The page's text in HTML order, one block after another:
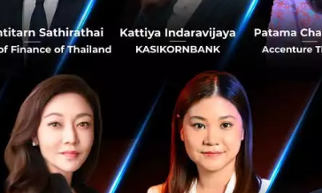
Jitta ร่วมกับ ตลาดหลัก
Channel สถานีโทรทัศน์
สัมมนา Investing
มั่งคั่ง ในวันอังคารที่ ...
พฤษภาคม 17, 2016 | By
0
PR News News Jitta